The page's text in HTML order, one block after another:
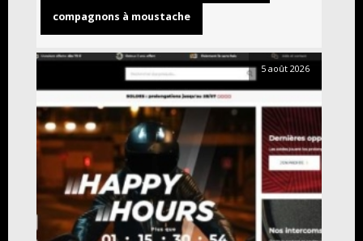
compagnons à moustache
5 août 2026